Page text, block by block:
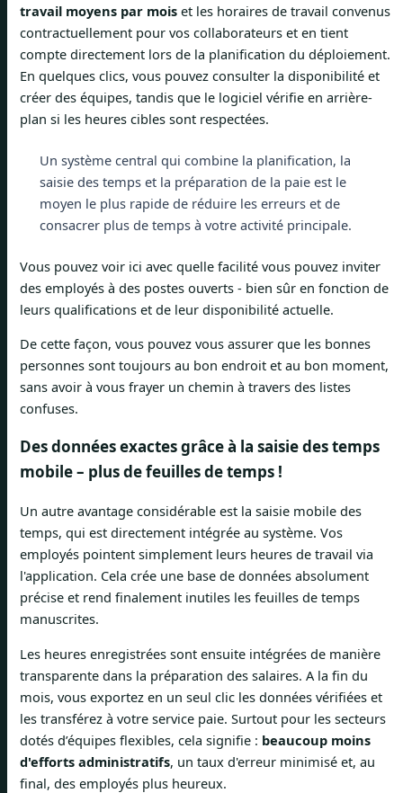
travail moyens par mois et les horaires de travail convenus
contractuellement pour vos collaborateurs et en tient
compte directement lors de la planification du déploiement.
En quelques clics, vous pouvez consulter la disponibilité et
créer des équipes, tandis que le logiciel vérifie en arrière-
plan si les heures cibles sont respectées.
Un système central qui combine la planification, la
saisie des temps et la préparation de la paie est le
moyen le plus rapide de réduire les erreurs et de
consacrer plus de temps à votre activité principale.
Vous pouvez voir ici avec quelle facilité vous pouvez inviter
des employés à des postes ouverts - bien sûr en fonction de
leurs qualifications et de leur disponibilité actuelle.
De cette façon, vous pouvez vous assurer que les bonnes
personnes sont toujours au bon endroit et au bon moment,
sans avoir à vous frayer un chemin à travers des listes
confuses.
Des données exactes grâce à la saisie des temps
mobile – plus de feuilles de temps !
Un autre avantage considérable est la saisie mobile des
temps, qui est directement intégrée au système. Vos
employés pointent simplement leurs heures de travail via
l'application. Cela crée une base de données absolument
précise et rend finalement inutiles les feuilles de temps
manuscrites.
Les heures enregistrées sont ensuite intégrées de manière
transparente dans la préparation des salaires. A la fin du
mois, vous exportez en un seul clic les données vérifiées et
les transférez à votre service paie. Surtout pour les secteurs
dotés d’équipes flexibles, cela signifie : beaucoup moins
d'efforts administratifs, un taux d'erreur minimisé et, au
final, des employés plus heureux.